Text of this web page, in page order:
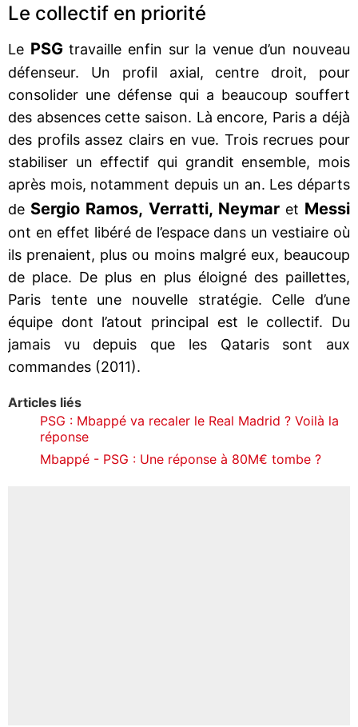
Le collectif en priorité
Le PSGtravaille enfin sur la venue d’un nouveau
défenseur. Un profil axial, centre droit, pour
consolider une défense qui a beaucoup souffert
des absences cette saison. Là encore, Paris a déjà
des profils assez clairs en vue. Trois recrues pour
stabiliser un effectif qui grandit ensemble, mois
après mois, notamment depuis un an. Les départs
de Sergio Ramos, Verratti, Neymaret Messi
ont en effet libéré de l’espace dans un vestiaire où
ils prenaient, plus ou moins malgré eux, beaucoup
de place. De plus en plus éloigné des paillettes,
Paris tente une nouvelle stratégie. Celle d’une
équipe dont l’atout principal est le collectif. Du
jamais vu depuis que les Qataris sont aux
commandes (2011).
Articles liés
PSG : Mbappé va recaler le Real Madrid ? Voilà la
réponse
Mbappé - PSG : Une réponse à 80M€ tombe ?